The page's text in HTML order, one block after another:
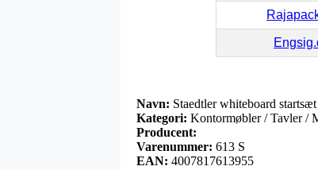
Navn: Staedtler whiteboard startsæt
Kategori: Kontormøbler / Tavler /
Producent:
Varenummer: 613 S
EAN: 4007817613955